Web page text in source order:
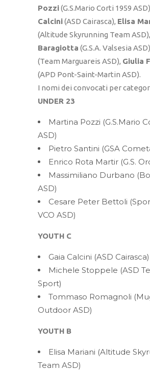
Pozzi(G.S.Mario Corti 1959
Calcini(ASD Cairasca), Elisa
(Altitude Skyrunning Team ASD),
Baragiotta (G.S.A. Valsesia
(Team Marguareis ASD), Giulia
(APD Pont-Saint-Martin ASD).
I nomi dei convocati per
UNDER 23
Martina Pozzi (G.S.Mario
ASD)
Pietro Santini (GSA
Enrico Rota Martir (G.S.
Massimiliano Durbano
ASD)
Cesare Peter Bettoli
VCO ASD)
YOUTH C
Gaia Calcini (ASD Cairasca)
Michele Stoppele (ASD
Sport)
Tommaso Romagnoli
Outdoor ASD)
YOUTH B
Elisa Mariani (Altitude
Team ASD)